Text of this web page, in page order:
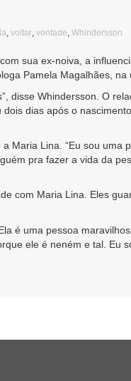
, voltar, vontade, Whindersson
sua ex-noiva, a
Pamela Magalhães, na
disse Whindersson. O
dias após o
Maria Lina. “Eu sou
pra fazer a vida da
com Maria Lina. Eles
é uma pessoa
ele é neném e tal. Eu